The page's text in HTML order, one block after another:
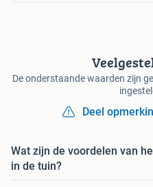
De onderstaande waarden zijn
Deel
Wat zijn de voordelen van
in de tuin?